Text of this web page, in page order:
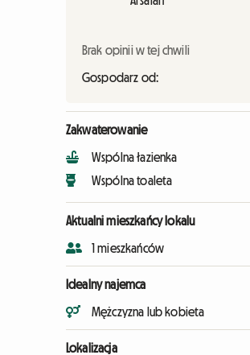
Brak opinii w tej chwili
Gospodarz od:
Zakwaterowanie
Wspólna łazienka
Wspólna toaleta
Aktualni mieszkańcy lokalu
1 mieszkańców
Idealny najemca
Mężczyzna lub kobieta
Lokalizacja